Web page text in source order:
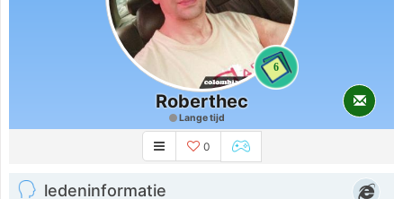
6
Roberthec
Lange tijd
0
ledeninformatie